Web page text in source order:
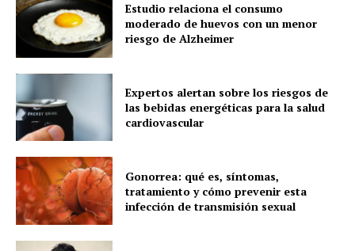
Estudio relaciona el consumo
moderado de huevos con un menor
riesgo de Alzheimer
Expertos alertan sobre los riesgos de
las bebidas energéticas para la salud
cardiovascular
Gonorrea: qué es, síntomas,
tratamiento y cómo prevenir esta
infección de transmisión sexual